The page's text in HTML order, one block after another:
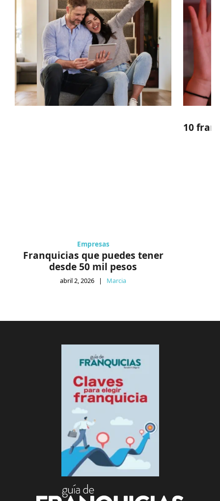
Empresas
Franquicias que puedes tener
desde 50 mil pesos
abril 2, 2026 | Marcia
10